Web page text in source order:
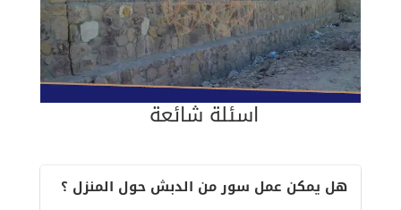
اسئلة شائعة
هل يمكن عمل سور من الدبش حول المنزل ؟